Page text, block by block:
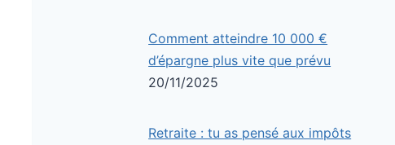
Comment atteindre 10 000 €
d’épargne plus vite que prévu
20/11/2025
Retraite : tu as pensé aux impôts